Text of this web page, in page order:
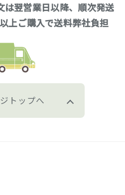
は翌営業日以降、順次発送
上ご購入で送料弊社負担
トップへ